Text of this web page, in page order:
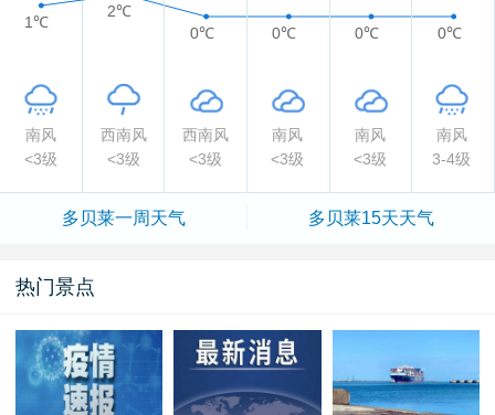
1℃
2℃
0℃
0℃ 0℃ 0℃
南风 西南风 西南风 南风 南风
南风
<3级
<3级 <3级 <3级 <3级 3-4级
多贝莱一周天气 多贝莱15天天气
热门景点